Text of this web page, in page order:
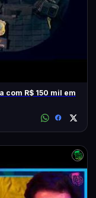
com R$ 150 mil em